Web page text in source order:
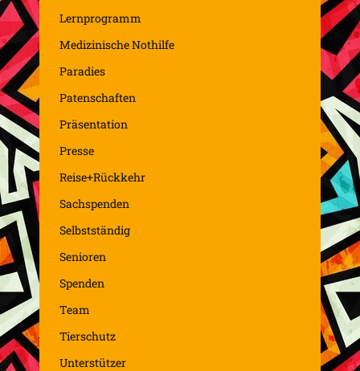
Lernprogramm
Medizinische Nothilfe
Paradies
Patenschaften
Präsentation
Presse
Reise+Rückkehr
Sachspenden
Selbstständig
Senioren
Spenden
Team
Tierschutz
Unterstützer